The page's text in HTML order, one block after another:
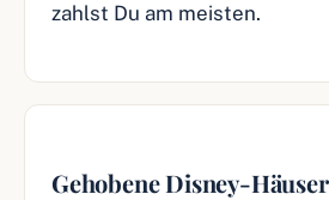
zahlst Du am meisten.
Gehobene Disney-Häuser